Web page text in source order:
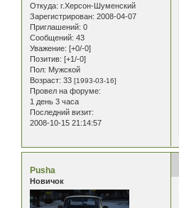
Откуда: г.Херсон-Шуменский
Зарегистрирован: 2008-04-07
Приглашений: 0
Сообщений: 43
Уважение: [+0/-0]
Позитив: [+1/-0]
Пол: Мужской
Возраст: 33 [1993-03-16]
Провел на форуме:
1 день 3 часа
Последний визит:
2008-10-15 21:14:57
Pusha
Новичок